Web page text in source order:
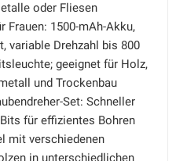
oder Fliesen
Frauen: 1500-mAh-Akku,
variable Drehzahl bis 800
geeignet für Holz,
und Trockenbau
Set: Schneller
für effizientes Bohren
mit verschiedenen
in unterschiedlichen